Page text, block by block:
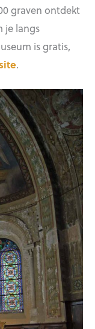
graven ontdekt
je langs
is gratis,
.